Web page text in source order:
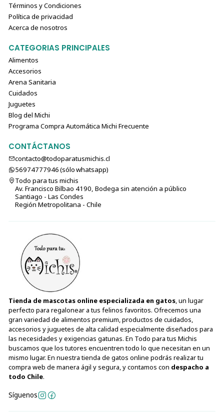
Términos y Condiciones
Política de privacidad
Acerca de nosotros
CATEGORIAS PRINCIPALES
Alimentos
Accesorios
Arena Sanitaria
Cuidados
Juguetes
Blog del Michi
Programa Compra Automática Michi Frecuente
CONTÁCTANOS
contacto@todoparatusmichis.cl
56974777946 (sólo⁣⁣⁣⁣⁣​​​​​​​​​​​​​​​ whatsapp)
Todo para tus michis
Av. Francisco Bilbao 4190, Bodega sin atención a público
Santiago - Las Condes
Región Metropolitana - Chile
Tienda de mascotas online especializada en gatos, un lugar
perfecto para regalonear a tus felinos favoritos. Ofrecemos una
gran variedad de alimentos premium, productos de cuidados,
accesorios y juguetes de alta calidad especialmente diseñados para
las necesidades y exigencias gatunas. En Todo para tus Michis
buscamos que los tutores encuentren todo lo que necesitan en un
mismo lugar. En nuestra tienda de gatos online podrás realizar tu
compra web de manera ágil y segura, y contamos con despacho a
todo Chile.
Síguenos